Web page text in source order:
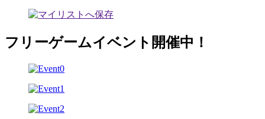
フリーゲームイベント開催中！